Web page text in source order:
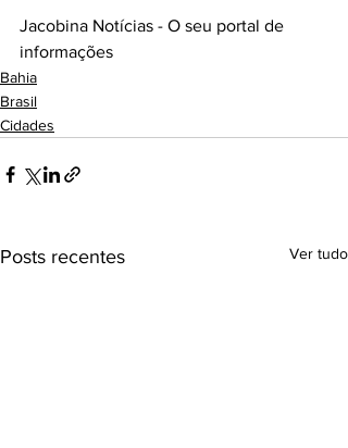
Jacobina Notícias - O seu portal de
informações
Bahia
Brasil
Cidades
Posts recentes Ver tudo